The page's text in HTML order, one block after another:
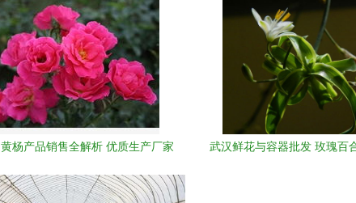
杨产品销售全解析 优质生产厂家
武汉鲜花与容器批发 玫瑰百